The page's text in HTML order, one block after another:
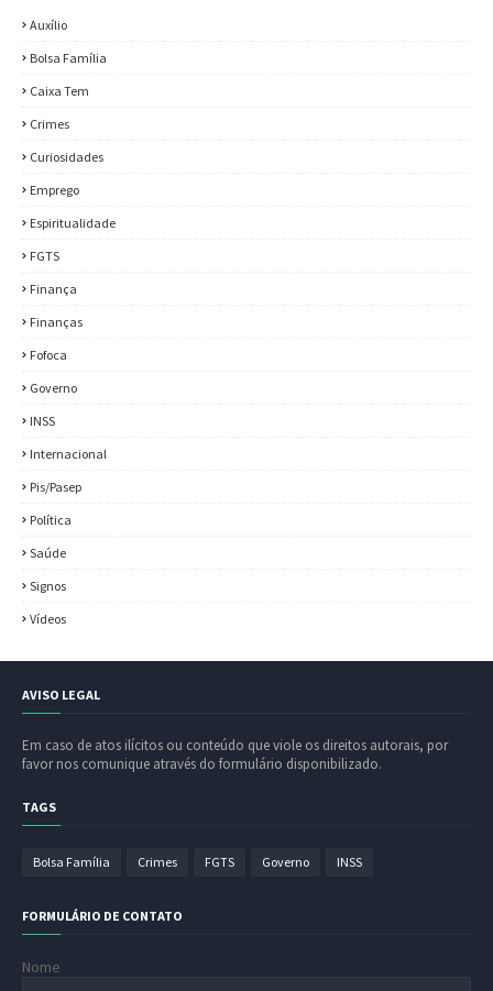
Auxílio
Bolsa Família
Caixa Tem
Crimes
Curiosidades
Emprego
Espiritualidade
FGTS
Finança
Finanças
Fofoca
Governo
INSS
Internacional
Pis/Pasep
Política
Saúde
Signos
Vídeos
AVISO LEGAL
Em caso de atos ilícitos ou conteúdo que viole os direitos autorais, por
favor nos comunique através do formulário disponibilizado.
TAGS
Bolsa Família Crimes FGTS Governo INSS
FORMULÁRIO DE CONTATO
Nome